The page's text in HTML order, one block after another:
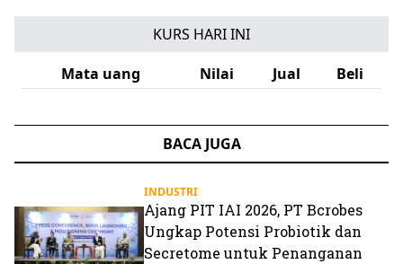
KURS HARI INI
Mata uang
Nilai Jual Beli
BACA JUGA
INDUSTRI
Ajang PIT IAI 2026, PT Bcrobes
Ungkap Potensi Probiotik dan
Secretome untuk Penanganan